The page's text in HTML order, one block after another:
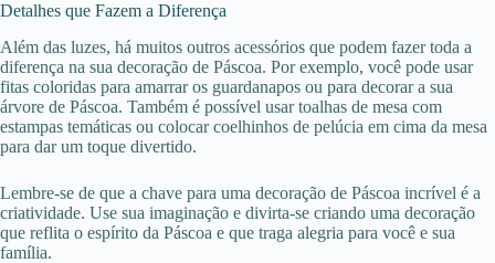
Detalhes que Fazem a Diferença
Além das luzes, há muitos outros acessórios que podem fazer toda a
diferença na sua decoração de Páscoa. Por exemplo, você pode usar
fitas coloridas para amarrar os guardanapos ou para decorar a sua
árvore de Páscoa. Também é possível usar toalhas de mesa com
estampas temáticas ou colocar coelhinhos de pelúcia em cima da mesa
para dar um toque divertido.
Lembre-se de que a chave para uma decoração de Páscoa incrível é a
criatividade. Use sua imaginação e divirta-se criando uma decoração
que reflita o espírito da Páscoa e que traga alegria para você e sua
família.